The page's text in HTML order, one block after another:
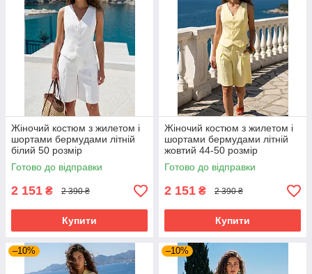
Жіночий костюм з жилетом і
шортами бермудами літній
білий 50 розмір
Готово до відправки
2 151 ₴ 2 390 ₴
Купити
Жіночий костюм з жилетом і
шортами бермудами літній
жовтий 44-50 розмір
Готово до відправки
2 151 ₴ 2 390 ₴
Купити
–10% –10%